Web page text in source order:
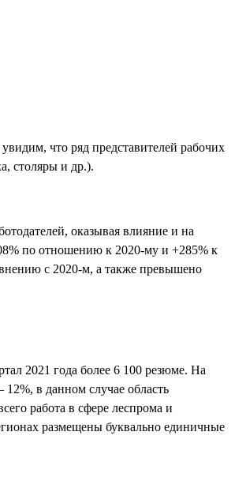
что ряд представителей рабочих
столяры и др.).
оказывая влияние и на
по отношению к 2020-му и +285% к
с 2020-м, а также превышено
2021 года более 6 100 резюме. На
в данном случае область
работа в сфере леспрома и
размещены буквально единичные